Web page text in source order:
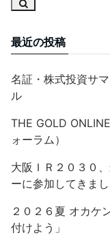
最近の投稿
名証・株式投資サ
ル
THE GOLD
ォーラム）
大阪ＩＲ２０３０
ーに参加してきまし
２０２６夏 オカケ
付けよう」